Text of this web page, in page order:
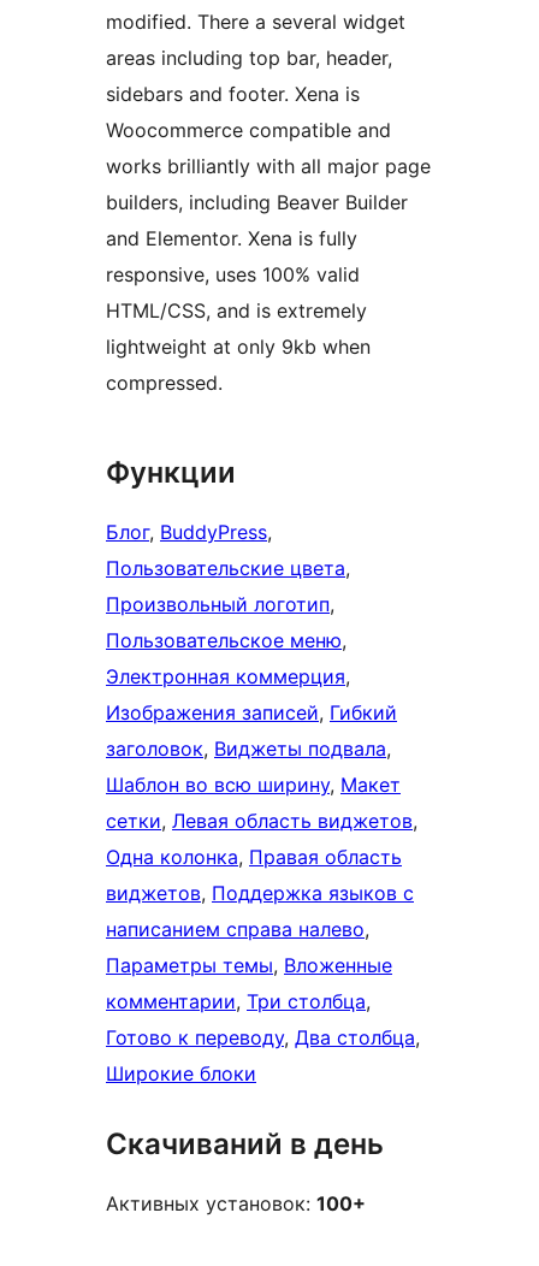
modified. There a several widget
areas including top bar, header,
sidebars and footer. Xena is
Woocommerce compatible and
works brilliantly with all major page
builders, including Beaver Builder
and Elementor. Xena is fully
responsive, uses 100% valid
HTML/CSS, and is extremely
lightweight at only 9kb when
compressed.
Функции
Блог, BuddyPress
Пользовательские цвета
Произвольный логотип
Пользовательское меню
Электронная коммерция
Изображения записей, Гибкий
заголовок, Виджеты подвала
Шаблон во всю ширину, Макет
сетки, Левая область виджетов
Одна колонка, Правая область
виджетов, Поддержка языков с
написанием справа налево
Параметры темы, Вложенные
комментарии, Три столбца
Готово к переводу, Два столбца
Широкие блоки
Скачиваний в день
Активных установок: 100+